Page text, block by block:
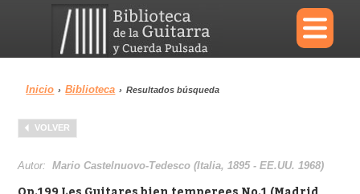
×
Menu
Biblioteca Diccionario
Inicio › Biblioteca › Resultados búsqueda
VOLVER
Autor:Mario Castelnuovo-Tedesco (Italia, 1895 - EE.UU. 1968)